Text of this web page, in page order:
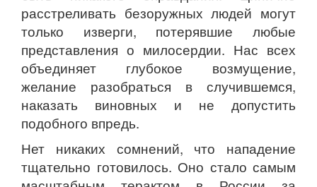
расстреливать безоружных людей могут
только изверги, потерявшие любые
представления о милосердии. Нас всех
объединяет глубокое возмущение,
желание разобраться в случившемся,
наказать виновных и не допустить
подобного впредь.
Нет никаких сомнений, что нападение
тщательно готовилось. Оно стало самым